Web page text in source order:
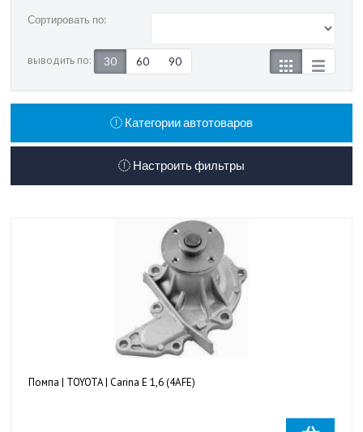
Сортировать по:
выводить по: 30 60 90
Категории автотоваров
Настроить фильтры
Помпа | TOYOTA | Carina E 1,6 (4AFE)